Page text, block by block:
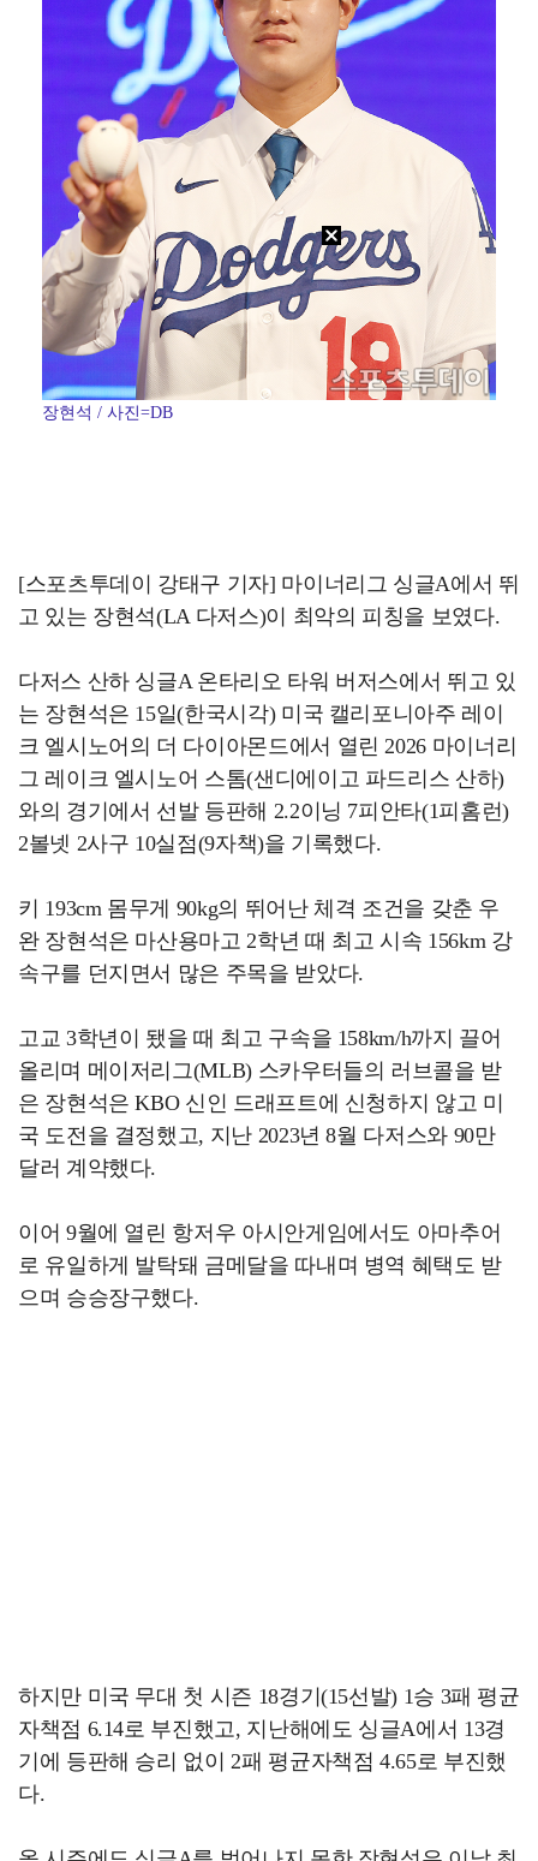
장현석 / 사진=DB
[스포츠투데이 강태구 기자] 마이너리그 싱글A에서 뛰
고 있는 장현석(LA 다저스)이 최악의 피칭을 보였다.
다저스 산하 싱글A 온타리오 타워 버저스에서 뛰고 있
는 장현석은 15일(한국시각) 미국 캘리포니아주 레이
크 엘시노어의 더 다이아몬드에서 열린 2026 마이너리
그 레이크 엘시노어 스톰(샌디에이고 파드리스 산하)
와의 경기에서 선발 등판해 2.2이닝 7피안타(1피홈런)
2볼넷 2사구 10실점(9자책)을 기록했다.
키 193cm 몸무게 90kg의 뛰어난 체격 조건을 갖춘 우
완 장현석은 마산용마고 2학년 때 최고 시속 156km 강
속구를 던지면서 많은 주목을 받았다.
고교 3학년이 됐을 때 최고 구속을 158km/h까지 끌어
올리며 메이저리그(MLB) 스카우터들의 러브콜을 받
은 장현석은 KBO 신인 드래프트에 신청하지 않고 미
국 도전을 결정했고, 지난 2023년 8월 다저스와 90만
달러 계약했다.
이어 9월에 열린 항저우 아시안게임에서도 아마추어
로 유일하게 발탁돼 금메달을 따내며 병역 혜택도 받
으며 승승장구했다.
하지만 미국 무대 첫 시즌 18경기(15선발) 1승 3패 평균
자책점 6.14로 부진했고, 지난해에도 싱글A에서 13경
기에 등판해 승리 없이 2패 평균자책점 4.65로 부진했
다.